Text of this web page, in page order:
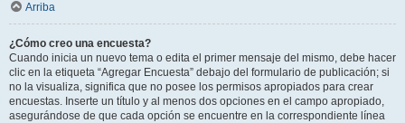
Arriba
¿Cómo creo una encuesta?
Cuando inicia un nuevo tema o edita el primer mensaje del mismo, debe hacer
clic en la etiqueta “Agregar Encuesta” debajo del formulario de publicación; si
no la visualiza, significa que no posee los permisos apropiados para crear
encuestas. Inserte un título y al menos dos opciones en el campo apropiado,
asegurándose de que cada opción se encuentre en la correspondiente línea